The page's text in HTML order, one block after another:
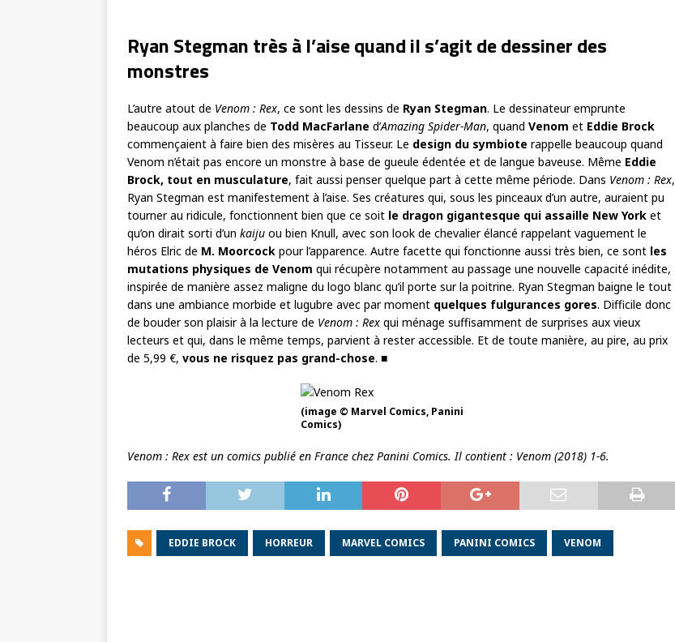
Ryan Stegman très à l’aise quand il s’agit de dessiner des
monstres
L’autre atout de Venom : Rex, ce sont les dessins de Ryan Stegman. Le dessinateur emprunte
beaucoup aux planches de Todd MacFarlane d’Amazing Spider-Man, quand Venom et Eddie Brock
commençaient à faire bien des misères au Tisseur. Le design du symbiote rappelle beaucoup quand
Venom n’était pas encore un monstre à base de gueule édentée et de langue baveuse. Même Eddie
Brock, tout en musculature, fait aussi penser quelque part à cette même période. Dans Venom : Rex,
Ryan Stegman est manifestement à l’aise. Ses créatures qui, sous les pinceaux d’un autre, auraient pu
tourner au ridicule, fonctionnent bien que ce soit le dragon gigantesque qui assaille New York et
qu’on dirait sorti d’un kaiju ou bien Knull, avec son look de chevalier élancé rappelant vaguement le
héros Elric de M. Moorcock pour l’apparence. Autre facette qui fonctionne aussi très bien, ce sont les
mutations physiques de Venom qui récupère notamment au passage une nouvelle capacité inédite,
inspirée de manière assez maligne du logo blanc qu’il porte sur la poitrine. Ryan Stegman baigne le tout
dans une ambiance morbide et lugubre avec par moment quelques fulgurances gores. Difficile donc
de bouder son plaisir à la lecture de Venom : Rex qui ménage suffisamment de surprises aux vieux
lecteurs et qui, dans le même temps, parvient à rester accessible. Et de toute manière, au pire, au prix
de 5,99 €, vous ne risquez pas grand-chose. ■
(image © Marvel Comics, Panini
Comics)
Venom : Rex est un comics publié en France chez Panini Comics. Il contient : Venom (2018) 1-6.
EDDIE BROCK HORREUR MARVEL COMICS PANINI COMICS VENOM